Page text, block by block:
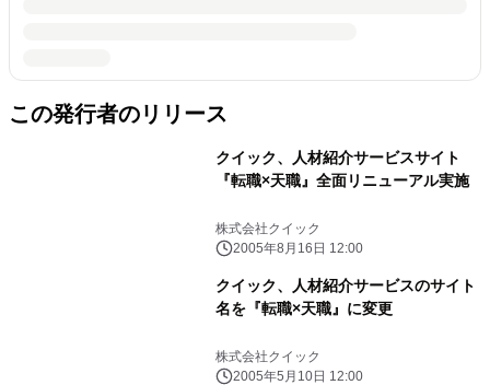
この発行者のリリース
クイック、人材紹介サービスサイト
『転職×天職』全面リニューアル実施
株式会社クイック
2005年8月16日 12:00
クイック、人材紹介サービスのサイト
名を『転職×天職』に変更
株式会社クイック
2005年5月10日 12:00